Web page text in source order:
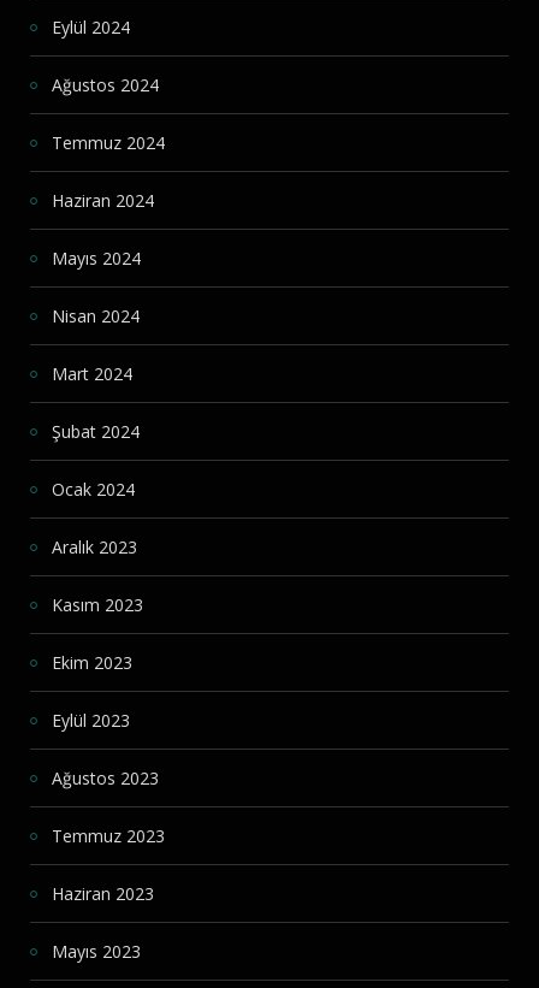
Eylül 2024
Ağustos 2024
Temmuz 2024
Haziran 2024
Mayıs 2024
Nisan 2024
Mart 2024
Şubat 2024
Ocak 2024
Aralık 2023
Kasım 2023
Ekim 2023
Eylül 2023
Ağustos 2023
Temmuz 2023
Haziran 2023
Mayıs 2023